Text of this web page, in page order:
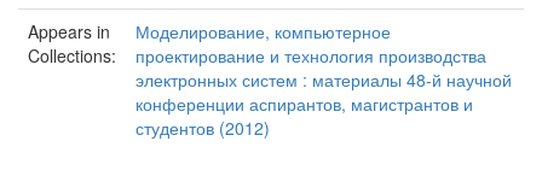
Appears in
Collections:
Моделирование, компьютерное
проектирование и технология производства
электронных систем : материалы 48-й научной
конференции аспирантов, магистрантов и
студентов (2012)